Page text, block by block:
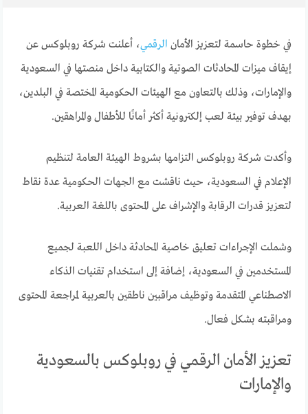
في خطوة حاسمة لتعزيز الأمان الرقمي، أعلنت شركة روبلوكس عن
إيقاف ميزات المحادثات الصوتية والكتابية داخل منصتها في السعودية
والإمارات، وذلك بالتعاون مع الهيئات الحكومية المختصة في البلدين،
بهدف توفير بيئة لعب إلكترونية أكثر أمانًا للأطفال والمراهقين.
وأكدت شركة روبلوكس التزامها بشروط الهيئة العامة لتنظيم
الإعلام في السعودية، حيث ناقشت مع الجهات الحكومية عدة نقاط
لتعزيز قدرات الرقابة والإشراف على المحتوى باللغة العربية.
وشملت الإجراءات تعليق خاصية المحادثة داخل اللعبة لجميع
المستخدمين في السعودية، إضافة إلى استخدام تقنيات الذكاء
الاصطناعي المتقدمة وتوظيف مراقبين ناطقين بالعربية لمراجعة المحتوى
ومراقبته بشكل فعال.
تعزيز الأمان الرقمي في روبلوكس بالسعودية
والإمارات